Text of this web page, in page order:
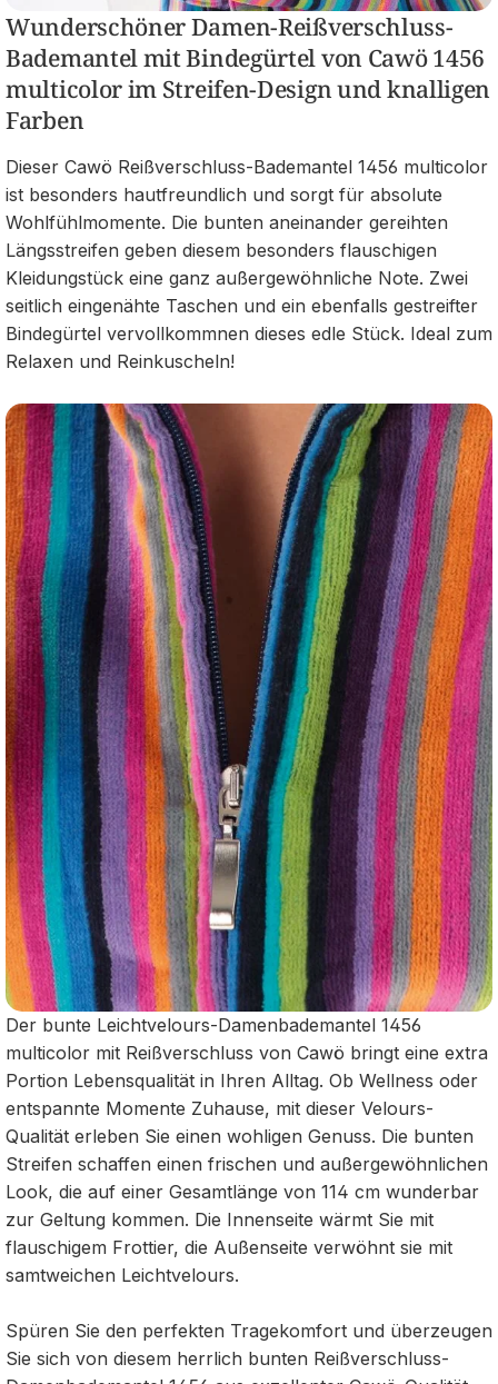
Wunderschöner Damen-Reißverschluss-
Bademantel mit Bindegürtel von Cawö 1456
multicolor im Streifen-Design und knalligen
Farben
Dieser Cawö Reißverschluss-Bademantel 1456 multicolor
ist besonders hautfreundlich und sorgt für absolute
Wohlfühlmomente. Die bunten aneinander gereihten
Längsstreifen geben diesem besonders flauschigen
Kleidungstück eine ganz außergewöhnliche Note. Zwei
seitlich eingenähte Taschen und ein ebenfalls gestreifter
Bindegürtel vervollkommnen dieses edle Stück. Ideal zum
Relaxen und Reinkuscheln!
Der bunte Leichtvelours-Damenbademantel 1456
multicolor mit Reißverschluss von Cawö bringt eine extra
Portion Lebensqualität in Ihren Alltag. Ob Wellness oder
entspannte Momente Zuhause, mit dieser Velours-
Qualität erleben Sie einen wohligen Genuss. Die bunten
Streifen schaffen einen frischen und außergewöhnlichen
Look, die auf einer Gesamtlänge von 114 cm wunderbar
zur Geltung kommen. Die Innenseite wärmt Sie mit
flauschigem Frottier, die Außenseite verwöhnt sie mit
samtweichen Leichtvelours.
Spüren Sie den perfekten Tragekomfort und überzeugen
Sie sich von diesem herrlich bunten Reißverschluss-